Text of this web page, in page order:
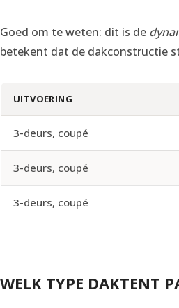
Goed om te weten: dit is de
betekent dat de dakconstructie
UITVOERING
3-deurs, coupé
3-deurs, coupé
3-deurs, coupé
WELK TYPE DAKTENT